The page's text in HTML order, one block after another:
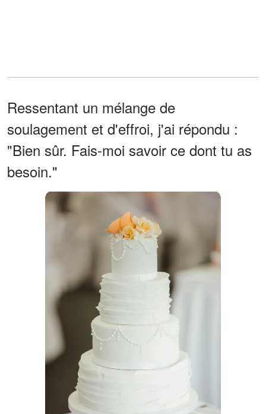
Ressentant un mélange de
soulagement et d'effroi, j'ai répondu :
"Bien sûr. Fais-moi savoir ce dont tu as
besoin."